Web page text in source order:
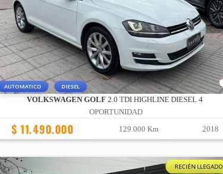
AUTOMATICO DIESEL
VOLKSWAGEN GOLF2.0 TDI HIGHLINE DIESEL 4
OPORTUNIDAD
$ 11.490.000 129.000 Km 2018
RECIÉN LLEGADO